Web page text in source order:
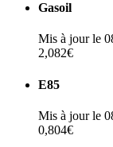
Gasoil
Mis à jour le
2,082€
E85
Mis à jour le
0,804€